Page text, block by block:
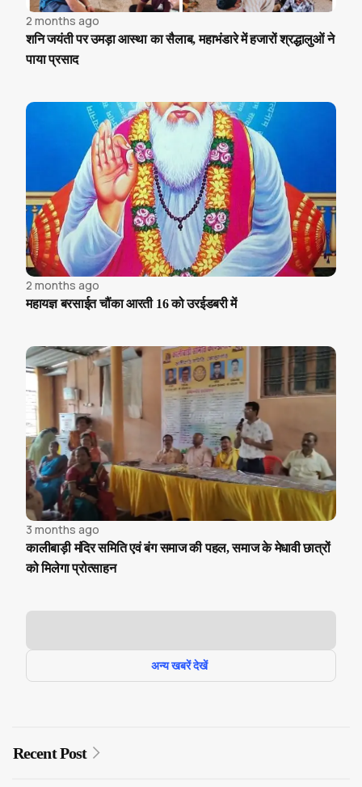
2 months ago
शनि जयंती पर उमड़ा आस्था का सैलाब, महाभंडारे में हजारों श्रद्धालुओं ने
पाया प्रसाद
2 months ago
महायज्ञ बरसाईत चौंका आरती 16 को उरईडबरी में
3 months ago
कालीबाड़ी मंदिर समिति एवं बंग समाज की पहल, समाज के मेधावी छात्रों
को मिलेगा प्रोत्साहन
अन्य खबरें देखें
Recent Post